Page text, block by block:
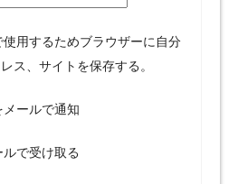
用するためブラウザーに自分
ス、サイトを保存する。
ールで通知
で受け取る